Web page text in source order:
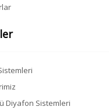
Diyafon Sistemleri